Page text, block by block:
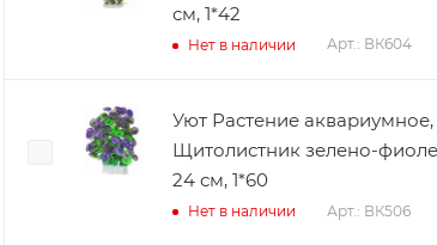
см, 1*42
Нет в наличии Арт.: ВК604
Уют Растение аквариумное,
Щитолистник зелено-
24 см, 1*60
Нет в наличии Арт.: ВК506